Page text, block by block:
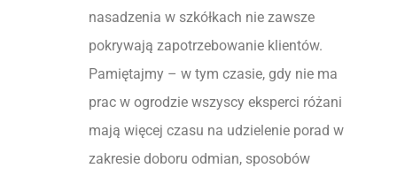
nasadzenia w szkółkach nie zawsze
pokrywają zapotrzebowanie klientów.
Pamiętajmy – w tym czasie, gdy nie ma
prac w ogrodzie wszyscy eksperci różani
mają więcej czasu na udzielenie porad w
zakresie doboru odmian, sposobów